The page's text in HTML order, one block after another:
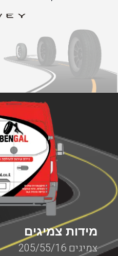
מידות צמיגים
צמיגים 205/55/16